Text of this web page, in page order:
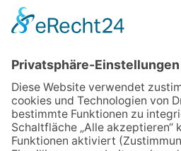
IMPRESSUM
KONTAKT VORLESE-